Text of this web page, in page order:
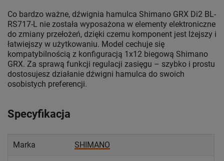
Co bardzo ważne, dźwignia hamulca Shimano GRX Di2 BL-
RS717-L nie została wyposażona w elementy elektroniczne
do zmiany przełożeń, dzięki czemu komponent jest lżejszy i
łatwiejszy w użytkowaniu. Model cechuje się
kompatybilnością z konfiguracją 1x12 biegową Shimano
GRX. Za sprawą funkcji regulacji zasięgu – szybko i prostu
dostosujesz działanie dźwigni hamulca do swoich
osobistych preferencji.
Specyfikacja
Marka SHIMANO